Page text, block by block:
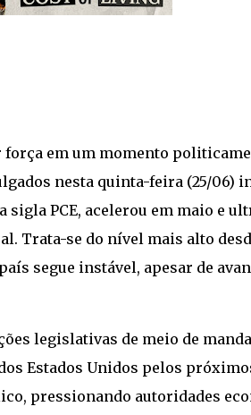
em um momento
nesta quinta-feira (25/06)
PCE, acelerou em maio e
Trata-se do nível mais alto
segue instável, apesar de
legislativas de meio de
Estados Unidos pelos
pressionando autoridades